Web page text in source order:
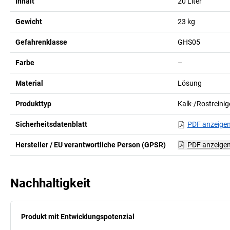
Gewicht 23 kg
Gefahrenklasse GHS05
Farbe –
Material Lösung
Produkttyp Kalk-/
Sicherheitsdatenblatt PDF anzeigen
Hersteller / EU verantwortliche Person (GPSR) PDF anzeigen
Nachhaltigkeit
Produkt mit Entwicklungspotenzial